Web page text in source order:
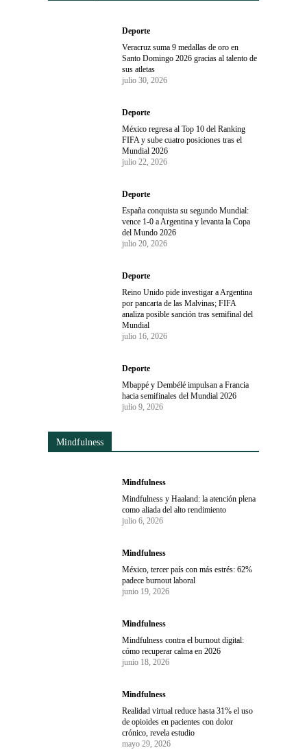
Deporte
Veracruz suma 9 medallas de oro en
Santo Domingo 2026 gracias al talento de
sus atletas
julio 30, 2026
Deporte
México regresa al Top 10 del Ranking
FIFA y sube cuatro posiciones tras el
Mundial 2026
julio 22, 2026
Deporte
España conquista su segundo Mundial:
vence 1-0 a Argentina y levanta la Copa
del Mundo 2026
julio 20, 2026
Deporte
Reino Unido pide investigar a Argentina
por pancarta de las Malvinas; FIFA
analiza posible sanción tras semifinal del
Mundial
julio 16, 2026
Deporte
Mbappé y Dembélé impulsan a Francia
hacia semifinales del Mundial 2026
julio 9, 2026
Mindfulness
Mindfulness
Mindfulness y Haaland: la atención plena
como aliada del alto rendimiento
julio 6, 2026
Mindfulness
México, tercer país con más estrés: 62%
padece burnout laboral
junio 19, 2026
Mindfulness
Mindfulness contra el burnout digital:
cómo recuperar calma en 2026
junio 18, 2026
Mindfulness
Realidad virtual reduce hasta 31% el uso
de opioides en pacientes con dolor
crónico, revela estudio
mayo 29, 2026